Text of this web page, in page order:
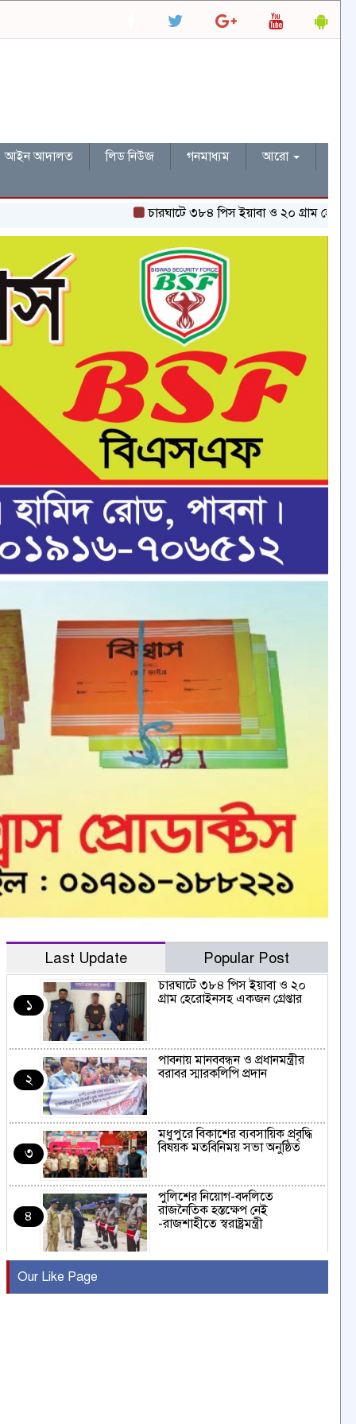
আইন আদালত লিড নিউজ গনমাধ্যম
আরো
চারঘাটে ৩৮৪ পিস ইয়াবা ও ২০ গ্রাম হেরোইনসহ একজন
Last Update Popular Post
১
চারঘাটে ৩৮৪ পিস ইয়াবা ও ২০
গ্রাম হেরোইনসহ একজন গ্রেপ্তার
২
পাবনায় মানববন্ধন ও প্রধানমন্ত্রীর
বরাবর স্মারকলিপি প্রদান
৩
মধুপুরে বিকাশের ব্যবসায়িক প্রবৃদ্ধি
বিষয়ক মতবিনিময় সভা অনুষ্ঠিত
৪
পুলিশের নিয়োগ-বদলিতে
রাজনৈতিক হস্তক্ষেপ নেই
-রাজশাহীতে স্বরাষ্ট্রমন্ত্রী
৫
Our Like Page